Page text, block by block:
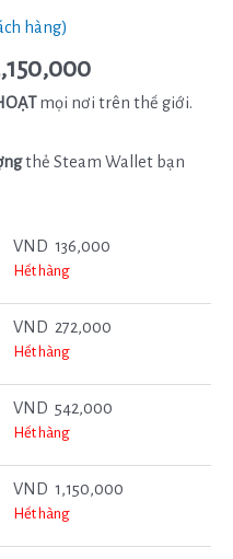
hàng)
mọi nơi trên thế giới.
thẻ Steam Wallet bạn
VND 136,000
Hết hàng
VND 272,000
Hết hàng
VND 542,000
Hết hàng
VND 1,150,000
Hết hàng